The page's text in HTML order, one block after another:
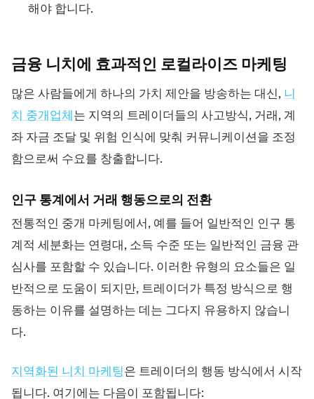
해야 합니다.
금융 니치에 효과적인 로컬라이즈 마케팅
많은 사람들에게 하나의 가치 제안을 방송하는 대신, 니
치 중개업체는 지역의 트레이더들의 사고방식, 거래, 계
좌 자금 조달 및 위험 인식에 맞춰 커뮤니케이션을 조정
함으로써 수요를 창출합니다.
인구 통계에서 거래 행동으로의 전환
전통적인 중개 마케팅에서, 예를 들어 일반적인 인구 통
계적 세분화는 연령대, 소득 수준 또는 일반적인 금융 관
심사를 포함할 수 있습니다. 이러한 유형의 요소들은 일
반적으로 도움이 되지만, 트레이더가 특정 방식으로 행
동하는 이유를 설명하는 데는 그다지 유용하지 않습니
다.
지역화된 니치 마케팅은 트레이더의 행동 방식에서 시작
됩니다. 여기에는 다음이 포함됩니다: